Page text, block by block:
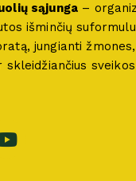
sąjunga –
išminčių
jungianti